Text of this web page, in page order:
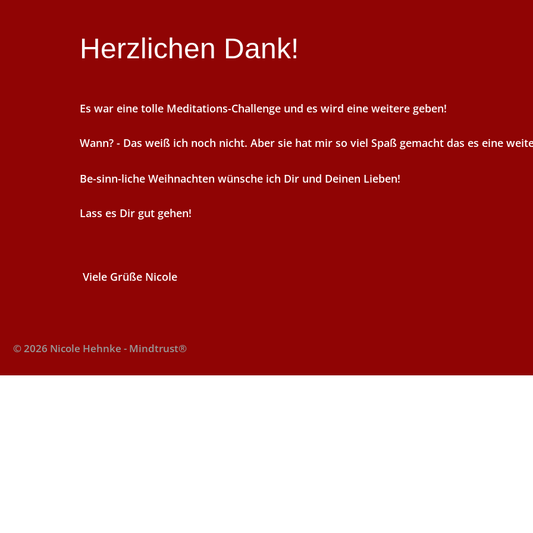
Herzlichen Dank!
Es war eine tolle Meditations-Challenge und es wird eine weitere geben!
Wann? - Das weiß ich noch nicht. Aber sie hat mir so viel Spaß gemacht das es eine
Be-sinn-liche Weihnachten wünsche ich Dir und Deinen Lieben!
Lass es Dir gut gehen!
Viele Grüße Nicole
© 2026 Nicole Hehnke - Mindtrust®